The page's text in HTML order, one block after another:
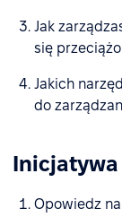
Jak
się
Jakich
do
Inicjatywa
Opowiedz